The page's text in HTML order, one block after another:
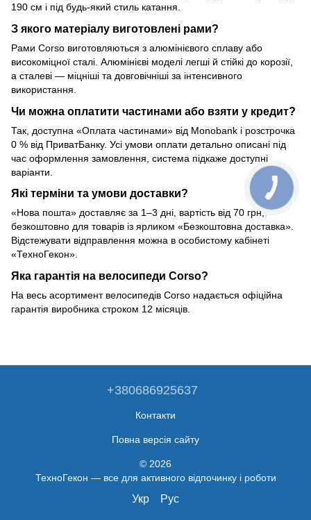
190 см і під будь-який стиль катання.
З якого матеріалу виготовлені рами?
Рами Corso виготовляються з алюмінієвого сплаву або
високоміцної сталі. Алюмінієві моделі легші й стійкі до корозії,
а сталеві — міцніші та довговічніші за інтенсивного
використання.
Чи можна оплатити частинами або взяти у кредит?
Так, доступна «Оплата частинами» від Monobank і розстрочка
0 % від ПриватБанку. Усі умови оплати детально описані під
час оформлення замовлення, система підкаже доступні
варіанти.
Які терміни та умови доставки?
«Нова пошта» доставляє за 1–3 дні, вартість від 70 грн,
безкоштовно для товарів із ярликом «Безкоштовна доставка».
Відстежувати відправлення можна в особистому кабінеті
«ТехноГекон».
Яка гарантія на велосипеди Corso?
На весь асортимент велосипедів Corso надається офіційна
гарантія виробника строком 12 місяців.
+380686925637
Контакти
Повна версія сайту
© 2026
ТехноГекон — все для активного відпочинку і роботи
Укр Рус